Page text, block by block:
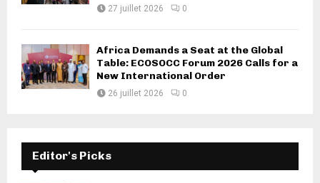
27 juillet 2026 0
Africa Demands a Seat at the Global
Table: ECOSOCC Forum 2026 Calls for a
New International Order
26 juillet 2026 0
Editor's Picks